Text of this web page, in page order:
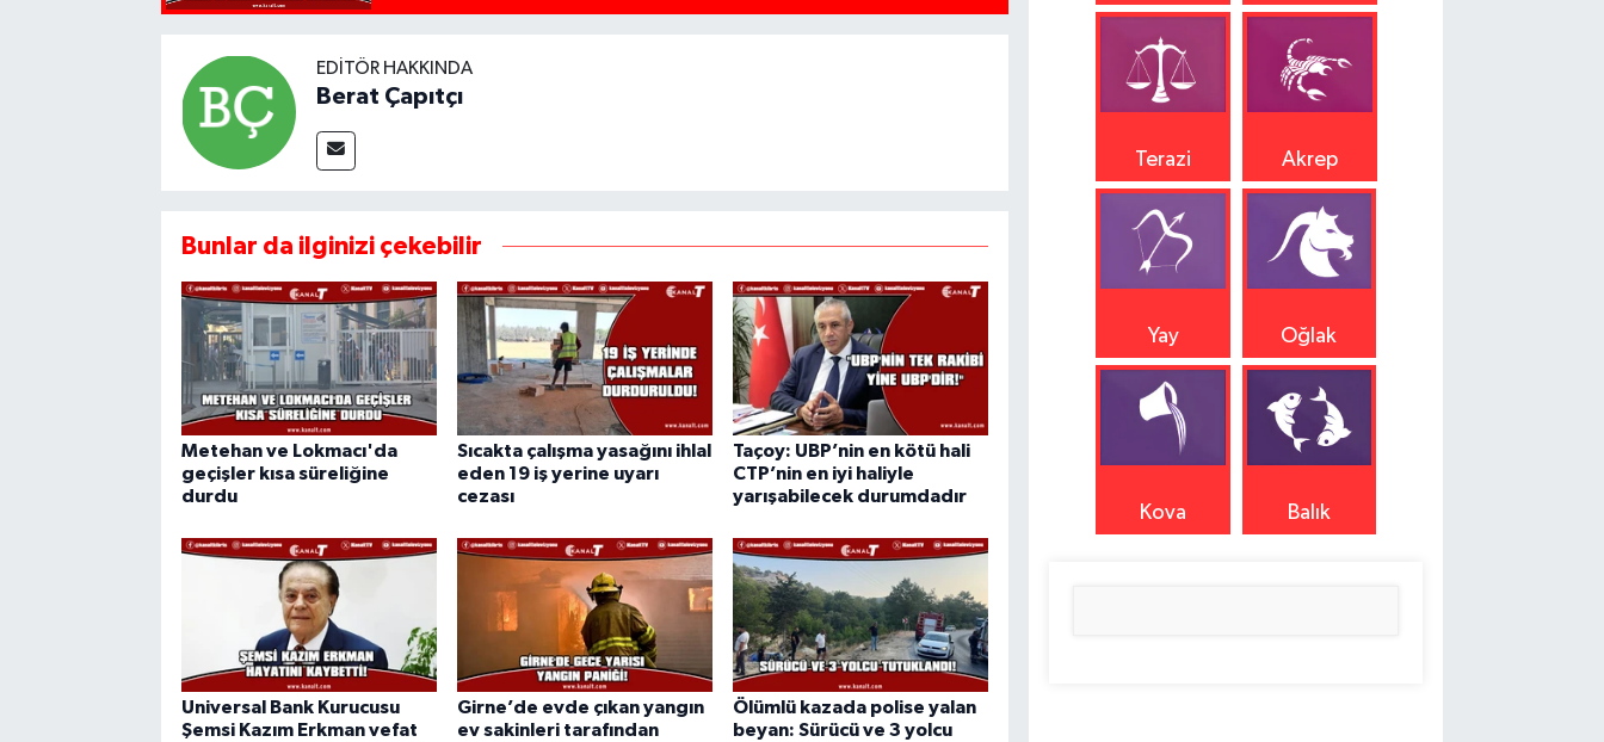
EDITÖR HAKKINDA
Berat Çapıtçı
Bunlar da ilginizi çekebilir
Metehan ve Lokmacı'da
geçişler kısa süreliğine
durdu
Sıcakta çalışma yasağını ihlal
eden 19 iş yerine uyarı
cezası
Taçoy: UBP’nin en kötü hali
CTP’nin en iyi haliyle
yarışabilecek durumdadır
Universal Bank Kurucusu
Şemsi Kazım Erkman vefat
Girne’de evde çıkan yangın
ev sakinleri tarafından
Ölümlü kazada polise yalan
beyan: Sürücü ve 3 yolcu
Terazi Akrep
Yay Oğlak
Kova Balık